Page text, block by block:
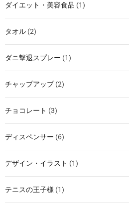
ダイエット・美容食品 (1)
タオル (2)
ダニ撃退スプレー (1)
チャップアップ(2)
チョコレート (3)
ディスペンサー (6)
デザイン・イラスト (1)
テニスの王子様 (1)